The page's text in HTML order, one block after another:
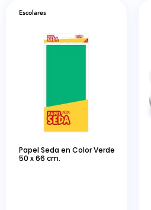
Escolares
Papel Seda en Color Verde
50 x 66 cm.